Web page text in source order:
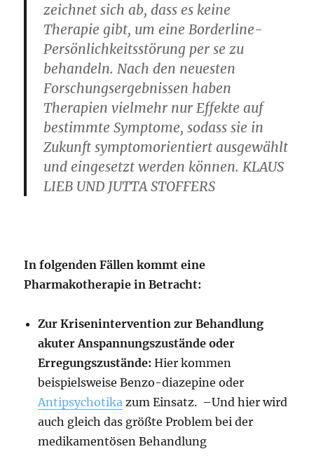
zeichnet sich ab, dass es keine
Therapie gibt, um eine Borderline-
Persönlichkeitsstörung per se zu
behandeln. Nach den neuesten
Forschungsergebnissen haben
Therapien vielmehr nur Effekte auf
bestimmte Symptome, sodass sie in
Zukunft symptomorientiert ausgewählt
und eingesetzt werden können. KLAUS
LIEB UND JUTTA STOFFERS
In folgenden Fällen kommt eine
Pharmakotherapie in Betracht:
Zur Krisenintervention zur Behandlung
akuter An­spannungszustände oder
Erregungszustände: Hier kommen
beispielsweise Benzo-diazepine oder
Antipsychotika zum Einsatz. –Und hier wird
auch gleich das größte Problem bei der
medikamentösen Behandlung